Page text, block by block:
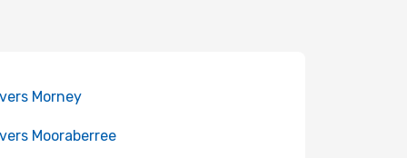
Morney
Mooraberree